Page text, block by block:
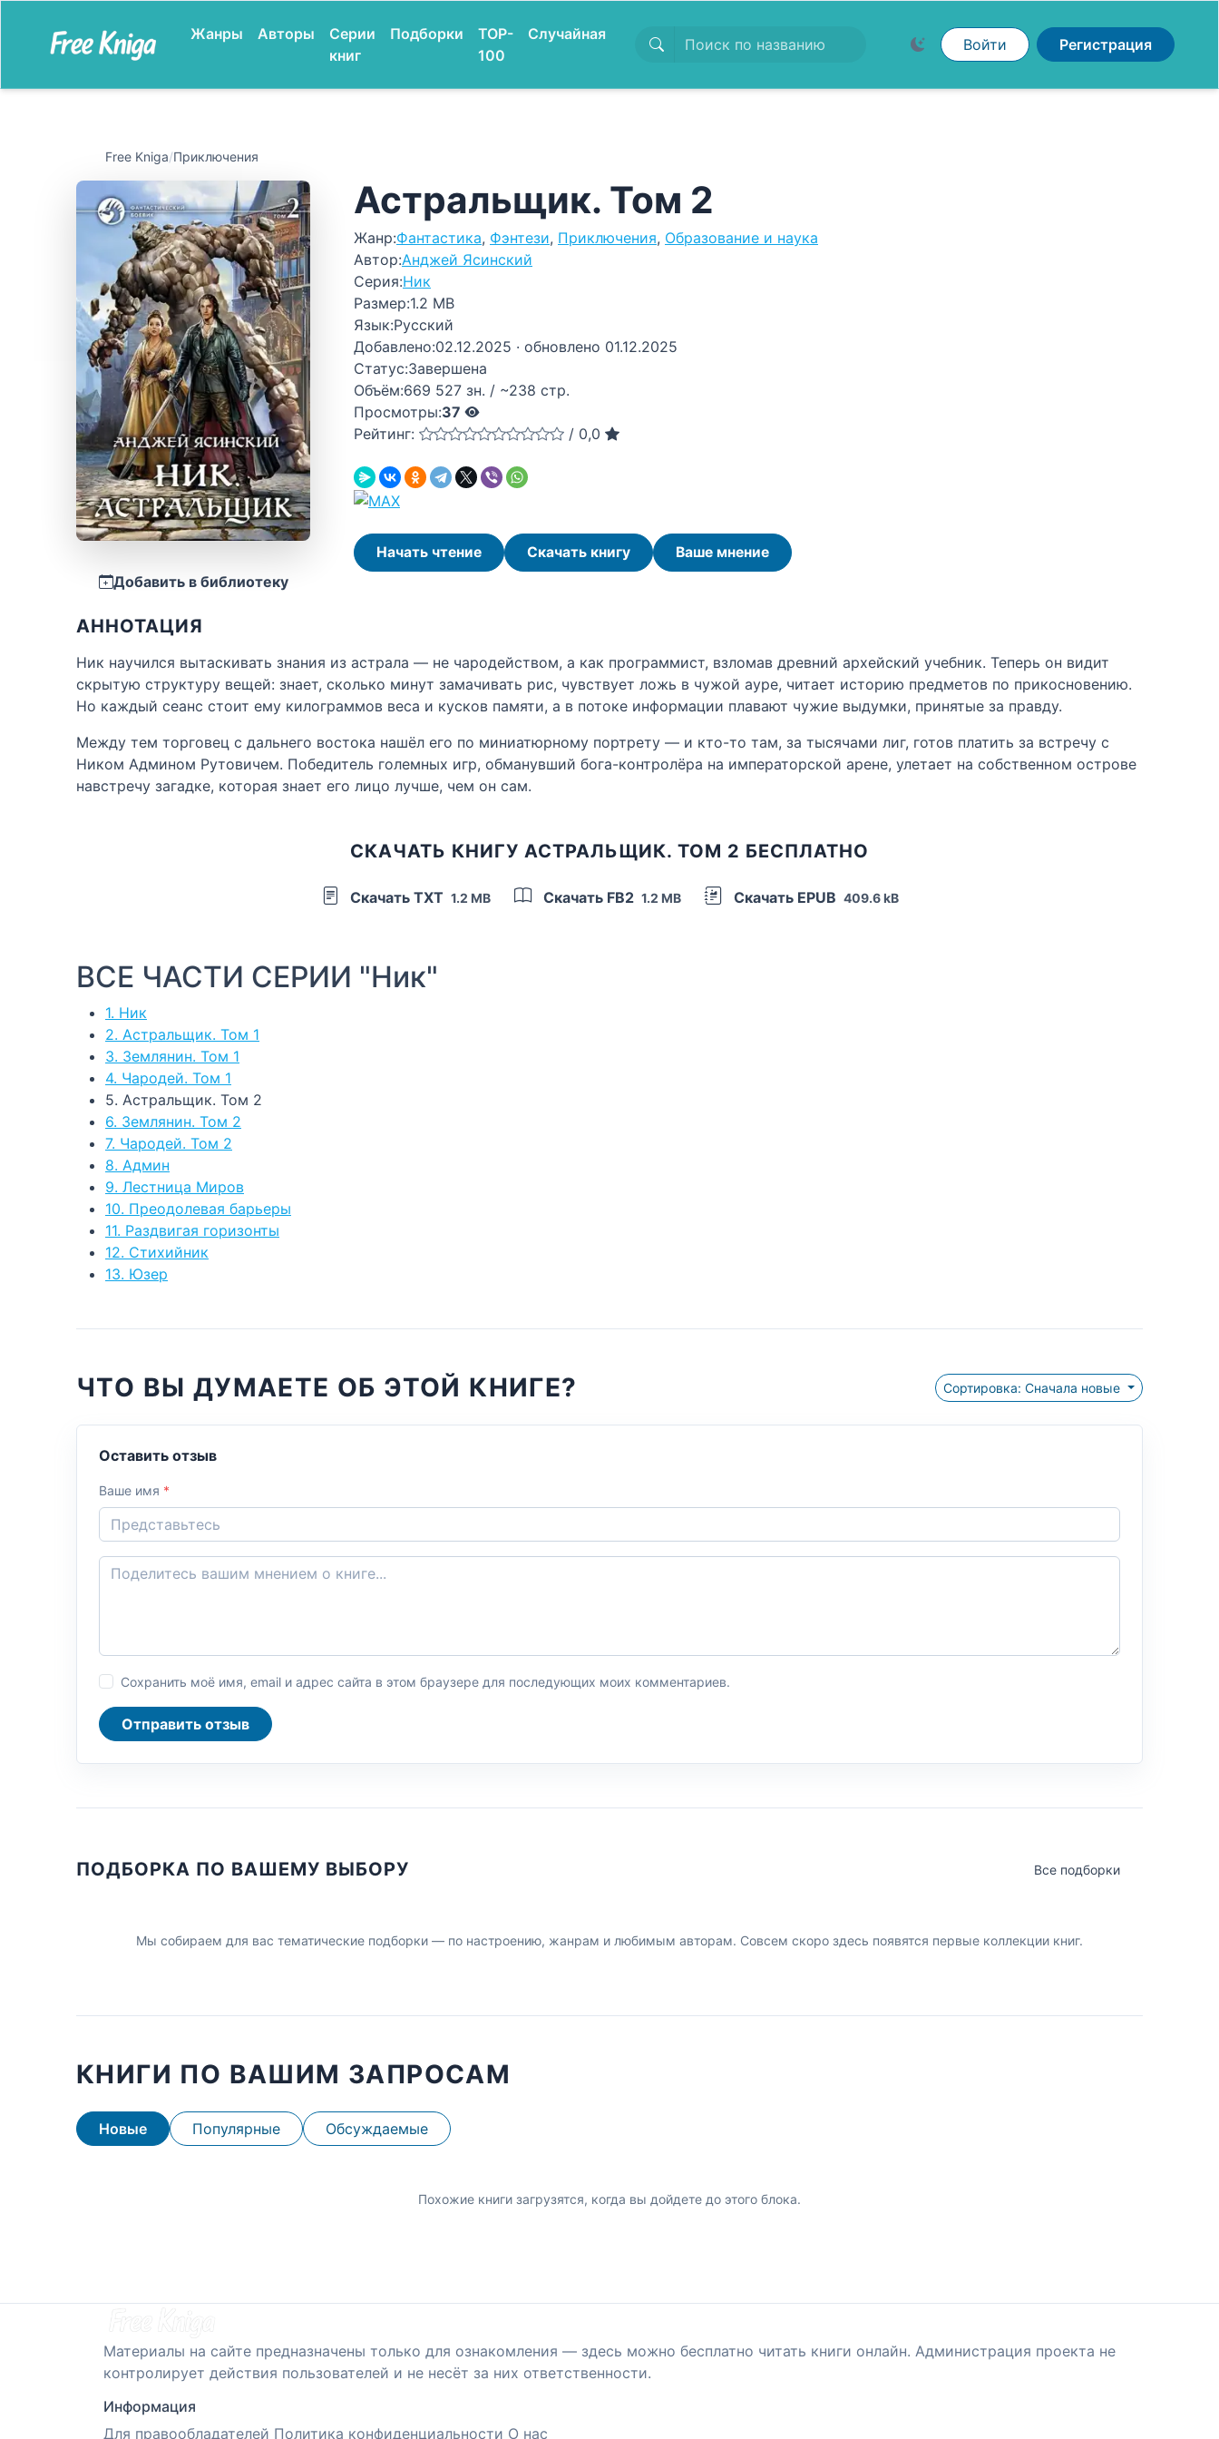
Жанры Авторы
Серии
книг
Подборки
TOP-
100
Случайная
Войти Регистрация
Free Kniga/Приключения
Добавить в библиотеку
Астральщик. Том 2
Жанр:Фантастика, Фэнтези, Приключения, Образование и наука
Автор:Анджей Ясинский
Серия:Ник
Размер:1.2 MB
Язык:Русский
Добавлено:02.12.2025 · обновлено 01.12.2025
Статус:Завершена
Объём:669 527 зн. / ~238 стр.
Просмотры:37
Рейтинг:
/ 0,0
Начать чтение Скачать книгу Ваше мнение
АННОТАЦИЯ
Ник научился вытаскивать знания из астрала — не чародейством, а как программист, взломав древний архейский учебник. Теперь он видит
скрытую структуру вещей: знает, сколько минут замачивать рис, чувствует ложь в чужой ауре, читает историю предметов по прикосновению.
Но каждый сеанс стоит ему килограммов веса и кусков памяти, а в потоке информации плавают чужие выдумки, принятые за правду.
Между тем торговец с дальнего востока нашёл его по миниатюрному портрету — и кто-то там, за тысячами лиг, готов платить за встречу с
Ником Админом Рутовичем. Победитель големных игр, обманувший бога-контролёра на императорской арене, улетает на собственном острове
навстречу загадке, которая знает его лицо лучше, чем он сам.
СКАЧАТЬ КНИГУ АСТРАЛЬЩИК. ТОМ 2 БЕСПЛАТНО
Скачать TXT 1.2 MB Скачать FB2 1.2 MB Скачать EPUB 409.6 kB
ВСЕ ЧАСТИ СЕРИИ "Ник"
1. Ник
2. Астральщик. Том 1
3. Землянин. Том 1
4. Чародей. Том 1
5. Астральщик. Том 2
6. Землянин. Том 2
7. Чародей. Том 2
8. Админ
9. Лестница Миров
10. Преодолевая барьеры
11. Раздвигая горизонты
12. Стихийник
13. Юзер
ЧТО ВЫ ДУМАЕТЕ ОБ ЭТОЙ КНИГЕ? Сортировка: Сначала новые
Оставить отзыв
Ваше имя *
Сохранить моё имя, email и адрес сайта в этом браузере для последующих моих комментариев.
Отправить отзыв
ПОДБОРКА ПО ВАШЕМУ ВЫБОРУ Все подборки
Мы собираем для вас тематические подборки — по настроению, жанрам и любимым авторам. Совсем скоро здесь появятся первые коллекции книг.
КНИГИ ПО ВАШИМ ЗАПРОСАМ
Новые Популярные Обсуждаемые
Похожие книги загрузятся, когда вы дойдете до этого блока.
Материалы на сайте предназначены только для ознакомления — здесь можно бесплатно читать книги онлайн. Администрация проекта не
контролирует действия пользователей и не несёт за них ответственности.
Информация
Для правообладателей Политика конфиденциальности О нас